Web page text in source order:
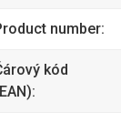
number:
kód